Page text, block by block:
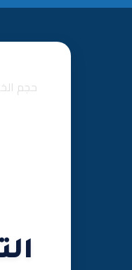
حجم